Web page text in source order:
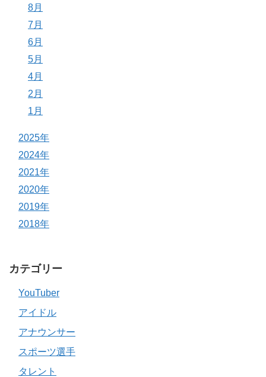
8月
7月
6月
5月
4月
2月
1月
2025年
2024年
2021年
2020年
2019年
2018年
カテゴリー
YouTuber
アイドル
アナウンサー
スポーツ選手
タレント